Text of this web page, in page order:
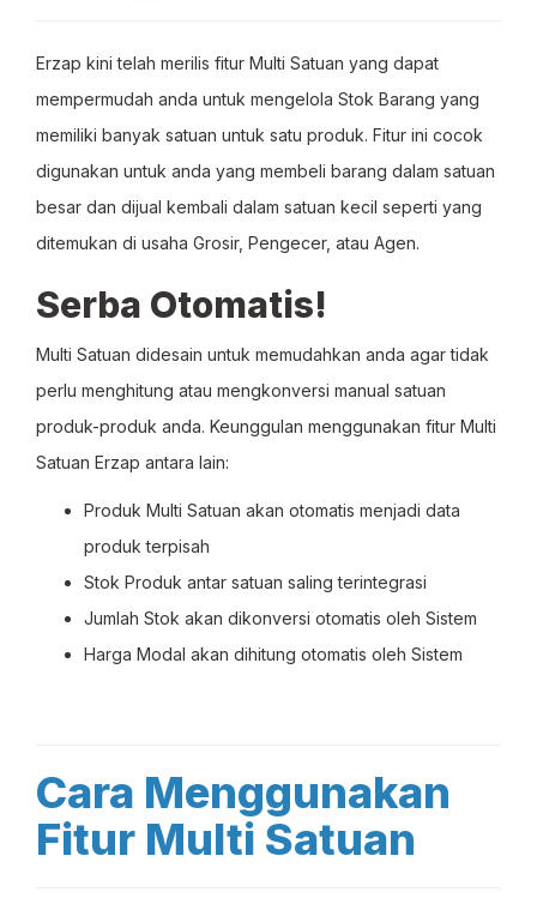
Erzap kini telah merilis fitur Multi Satuan yang dapat
mempermudah anda untuk mengelola Stok Barang yang
memiliki banyak satuan untuk satu produk. Fitur ini cocok
digunakan untuk anda yang membeli barang dalam satuan
besar dan dijual kembali dalam satuan kecil seperti yang
ditemukan di usaha Grosir, Pengecer, atau Agen.
Serba Otomatis!
Multi Satuan didesain untuk memudahkan anda agar tidak
perlu menghitung atau mengkonversi manual satuan
produk-produk anda. Keunggulan menggunakan fitur Multi
Satuan Erzap antara lain:
Produk Multi Satuan akan otomatis menjadi data
produk terpisah
Stok Produk antar satuan saling terintegrasi
Jumlah Stok akan dikonversi otomatis oleh Sistem
Harga Modal akan dihitung otomatis oleh Sistem
Cara Menggunakan
Fitur Multi Satuan